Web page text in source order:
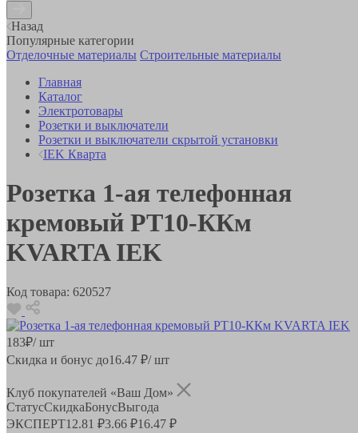
Назад
Популярные категории
Отделочные материалы Строительные материалы
Главная
Каталог
Электротовары
Розетки и выключатели
Розетки и выключатели скрытой установки
IEK Кварта
Розетка 1-ая телефонная
кремовый РТ10-ККм
KVARTA IEK
Код товара: 620527
183₽/ шт
Скидка и бонус до16.47 ₽/ шт
Клуб покупателей «Ваш Дом»
СтатусСкидкаБонусВыгода
ЭКСПЕРТ12.81 ₽3.66 ₽16.47 ₽